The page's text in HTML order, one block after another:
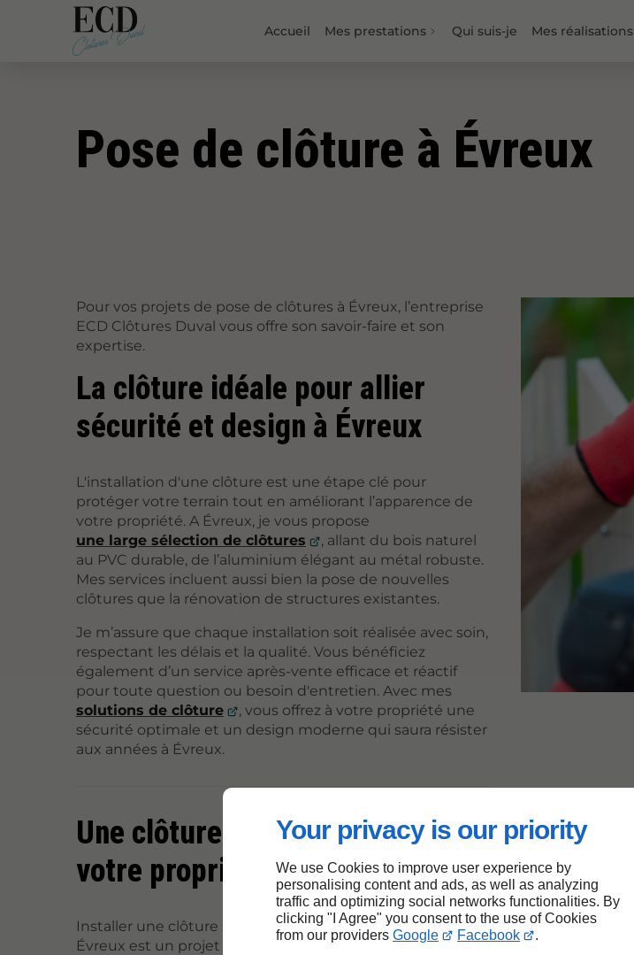
Your privacy is our priority
We use Cookies to improve user experience by
personalising content and ads, as well as analyzing
traffic and optimizing social networks functionalities. By
clicking "I Agree" you consent to the use of Cookies
from our providers Google Facebook .
Accueil Mes prestations Qui suis-je Mes réalisations
Pose de clôture à Évreux
Pour vos projets de pose de clôtures à Évreux, l’entreprise
ECD Clôtures Duval vous offre son savoir-faire et son
expertise.
La clôture idéale pour allier
sécurité et design à Évreux
L'installation d'une clôture est une étape clé pour
protéger votre terrain tout en améliorant l’apparence de
votre propriété. A Évreux, je vous propose
une large sélection de clôtures
, allant du bois naturel
au PVC durable, de l’aluminium élégant au métal robuste.
Mes services incluent aussi bien la pose de nouvelles
clôtures que la rénovation de structures existantes.
Je m’assure que chaque installation soit réalisée avec soin,
respectant les délais et la qualité. Vous bénéficiez
également d’un service après-vente efficace et réactif
pour toute question ou besoin d'entretien. Avec mes
solutions de clôture
, vous offrez à votre propriété une
sécurité optimale et un design moderne qui saura résister
aux années à Évreux.
Une clôture sur mesure pour
votre propriété à Évreux
Installer une clôture sur mesure pour votre propriété à
Évreux est un projet important, nécessitant une approche